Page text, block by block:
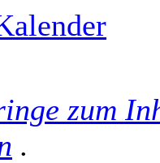
zum
.